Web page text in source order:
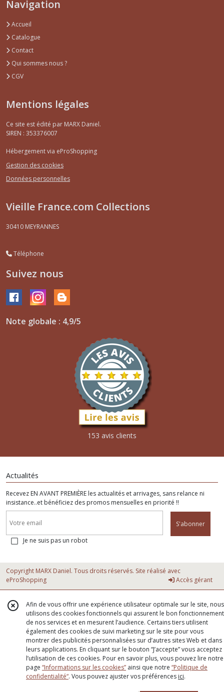
Navigation
Accueil
Catalogue
Contact
Qui sommes nous ?
CGV
Mentions légales
Ce site est édité par MARX Daniel.
SIREN : 353376007
Hébergement via eProShopping
Gestion des cookies
Données personnelles
Vieille France.com Collections
30410 MEYRANNES
Téléphone
Suivez nous
Note globale : 4,9/5
153 avis clients
Actualités
Recevez EN AVANT PREMIÈRE les actualités et arrivages, sans relance ni
insistance..et bénéficiez des promos mensuelles en priorité !!
S'abonner
Je ne suis pas un robot
Copyright MARX Daniel. Tous droits réservés. Site réalisé avec
eProShopping
Accès gérant
Afin de vous offrir une expérience utilisateur optimale sur le site, nous
utilisons des cookies fonctionnels qui assurent le bon fonctionnement
de nos services et en mesurent l’audience. Certains tiers utilisent
également des cookies de suivi marketing sur le site pour vous
montrer des publicités personnalisées sur d’autres sites Web et dans
leurs applications. En cliquant sur le bouton “J’accepte” vous acceptez
l’utilisation de ces cookies. Pour en savoir plus, vous pouvez lire notre
page “Informations sur les cookies” ainsi que notre “Politique de
confidentialité“. Vous pouvez ajuster vos préférences ici.